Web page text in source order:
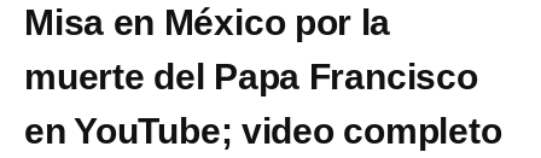
Misa en México por la
muerte del Papa Francisco
en YouTube; video completo